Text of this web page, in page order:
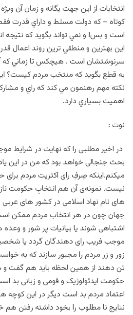
انتخابات از اين جهت يگانه و زمان آن
کوتاه – که دولت مسلط و داراي قدرت
است و بس! و نمي تواند بگويد که نتيجه
اين بهترين و منطقي ترين روند اعمال
سرنوشتشان است . هيچکس تا زماني که
به قطع بگويد که منتخب مردم کيست؟
نکته مهم رهنمون مي کند که راي و
اهميت بسياري دارد.
نوت :
در اخیر مطلبی را که نهایت در شرایط
بحث جنجالی خواهد بود که من در این
میکنم.اینکه صِرفِ رای اکثریت مردم برای
نیست. نمونه‌ی آن هم انتخابِ حکومت
های نام نهاد اسلامی در کشور های عربی
جهان چون در هر انتخاب مردم ممکن
اشتباهی شوند یا بیانیات پر شور و
موجب فریب رای دهندگان گردد یا
زور و زر مردم را مجبور سازند که به خواست
تن دهند از همین لحظه باید هم گفت
حکومت ایدئولوژیک و قومی و زبانی بد
اعتماد مردم بد است دیگر در این کوچه
نتایج نا مطلوب را بخود داشته رفتن